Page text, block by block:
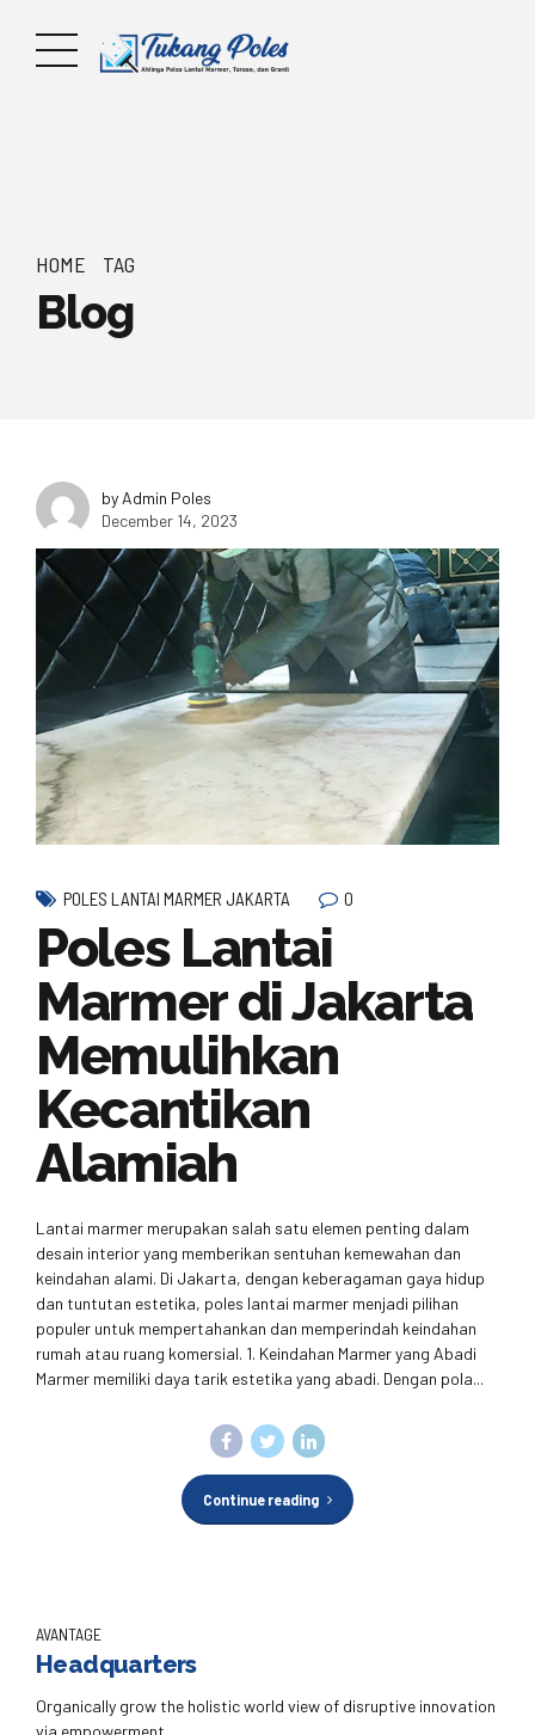
HOME TAG
Blog
by Admin Poles
December 14, 2023
POLES LANTAI MARMER JAKARTA 0
Poles Lantai
Marmer di Jakarta
Memulihkan
Kecantikan
Alamiah
Lantai marmer merupakan salah satu elemen penting dalam
desain interior yang memberikan sentuhan kemewahan dan
keindahan alami. Di Jakarta, dengan keberagaman gaya hidup
dan tuntutan estetika, poles lantai marmer menjadi pilihan
populer untuk mempertahankan dan memperindah keindahan
rumah atau ruang komersial. 1. Keindahan Marmer yang Abadi
Marmer memiliki daya tarik estetika yang abadi. Dengan pola...
Continue reading
AVANTAGE
Headquarters
Organically grow the holistic world view of disruptive innovation